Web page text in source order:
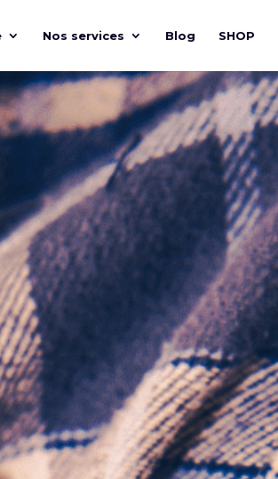
Nos services Blog SHOP